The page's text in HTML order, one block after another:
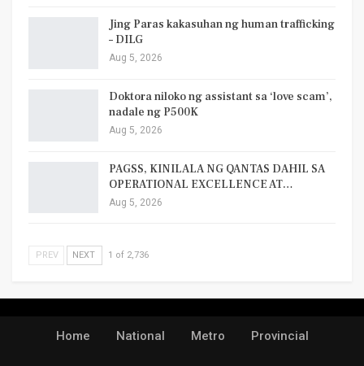
Jing Paras kakasuhan ng human trafficking
– DILG
Aug 5, 2026
Doktora niloko ng assistant sa ‘love scam’,
nadale ng P500K
Aug 5, 2026
PAGSS, KINILALA NG QANTAS DAHIL SA
OPERATIONAL EXCELLENCE AT…
Aug 5, 2026
PREV NEXT 1 of 2,736
Home National Metro Provincial